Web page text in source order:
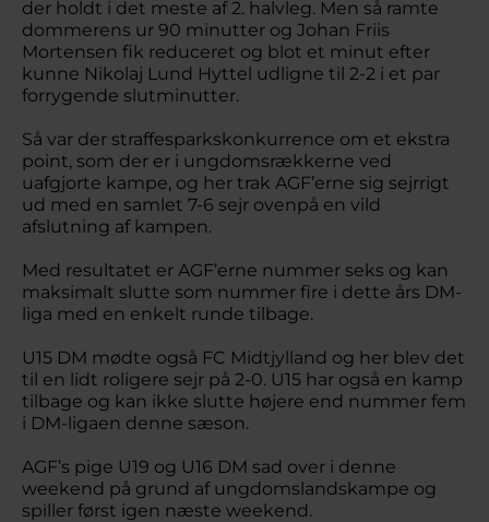
der holdt i det meste af 2. halvleg. Men så ramte
dommerens ur 90 minutter og Johan Friis
Mortensen fik reduceret og blot et minut efter
kunne Nikolaj Lund Hyttel udligne til 2-2 i et par
forrygende slutminutter.
Så var der straffesparkskonkurrence om et ekstra
point, som der er i ungdomsrækkerne ved
uafgjorte kampe, og her trak AGF’erne sig sejrrigt
ud med en samlet 7-6 sejr ovenpå en vild
afslutning af kampen.
Med resultatet er AGF’erne nummer seks og kan
maksimalt slutte som nummer fire i dette års DM-
liga med en enkelt runde tilbage.
U15 DM mødte også FC Midtjylland og her blev det
til en lidt roligere sejr på 2-0. U15 har også en kamp
tilbage og kan ikke slutte højere end nummer fem
i DM-ligaen denne sæson.
AGF’s pige U19 og U16 DM sad over i denne
weekend på grund af ungdomslandskampe og
spiller først igen næste weekend.